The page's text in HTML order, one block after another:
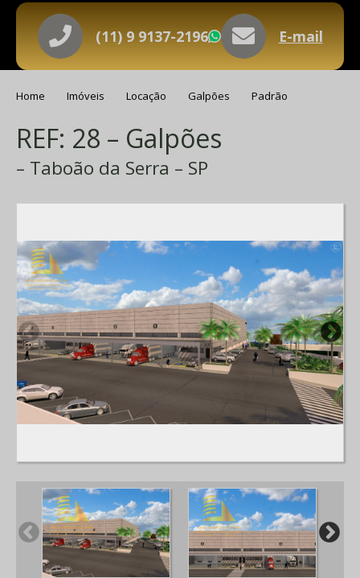
(11) 9 9137-2196 WhatsApp
E-mail
Home Imóveis Locação Galpões Padrão
REF: 28 – Galpões
– Taboão da Serra – SP